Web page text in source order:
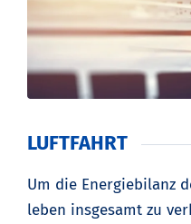
LUFTFAHRT
Um die Energiebilanz
leben insgesamt zu